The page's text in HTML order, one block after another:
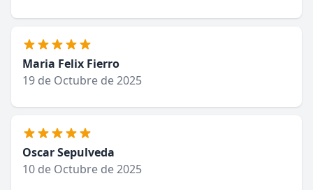
Maria Felix Fierro
19 de Octubre de 2025
Oscar Sepulveda
10 de Octubre de 2025